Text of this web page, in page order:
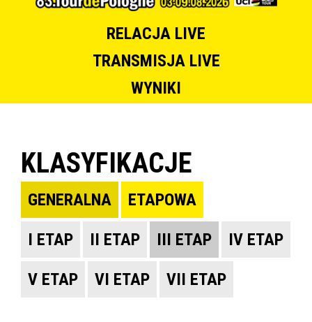
RELACJA LIVE
TRANSMISJA LIVE
WYNIKI
KLASYFIKACJE
GENERALNA ETAPOWA
I ETAP II ETAP III ETAP IV ETAP
V ETAP VI ETAP VII ETAP